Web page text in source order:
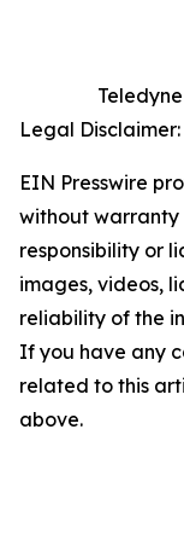
Legal Disclaimer:
EIN Presswire
without warranty
responsibility or
images, videos,
reliability of the
If you have any
related to this
above.